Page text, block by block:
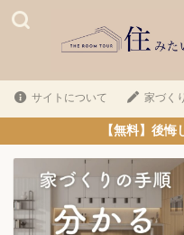
サイトについて 家づく
【無料】後